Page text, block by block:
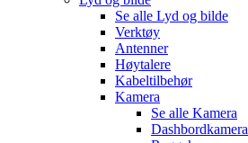
Se alle Lyd og bilde
Verktøy
Antenner
Høytalere
Kabeltilbehør
Kamera
Se alle Kamera
Dashbordkamera